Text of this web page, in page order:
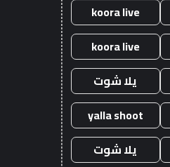
koora live
koora live
يلا شوت
yalla shoot
يلا شوت